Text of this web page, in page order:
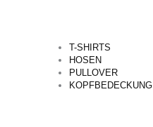
T-SHIRTS
HOSEN
PULLOVER
KOPFBEDECKUNG